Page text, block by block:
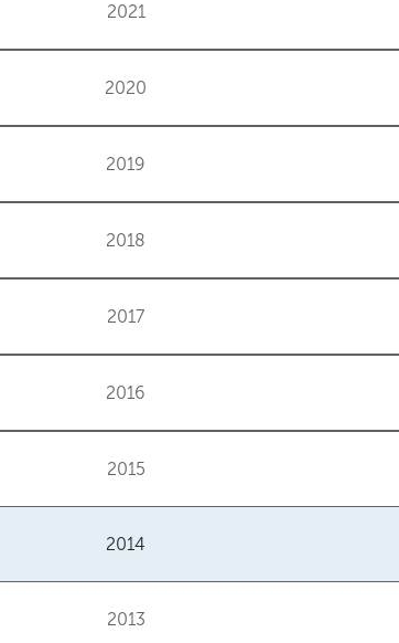
2021
2020
2019
2018
2017
2016
2015
2014
2013